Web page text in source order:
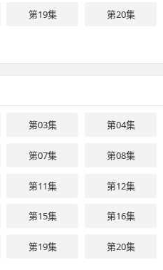
第19集 第20集
第03集 第04集
第07集 第08集
第11集 第12集
第15集 第16集
第19集 第20集